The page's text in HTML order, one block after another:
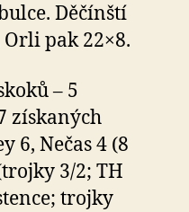
Děčínští
pak 22×8.
– 5
získaných
6, Nečas 4 (8
3/2; TH
trojky